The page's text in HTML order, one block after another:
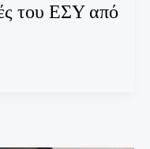
του ΕΣΥ από